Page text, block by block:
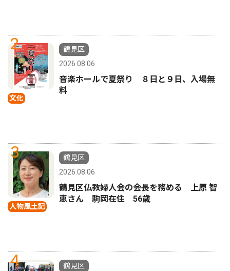
2
文化
鶴見区
2026.08.06
音楽ホールで夏祭り ８日と９日、入場無
料
3
人物風土記
鶴見区
2026.08.06
鶴見区仏教婦人会の会長を務める 上原 智
恵さん 駒岡在住 56歳
4
鶴見区